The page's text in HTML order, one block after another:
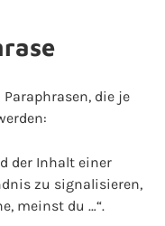
die je
der Inhalt einer
zu signalisieren,
meinst du …“.